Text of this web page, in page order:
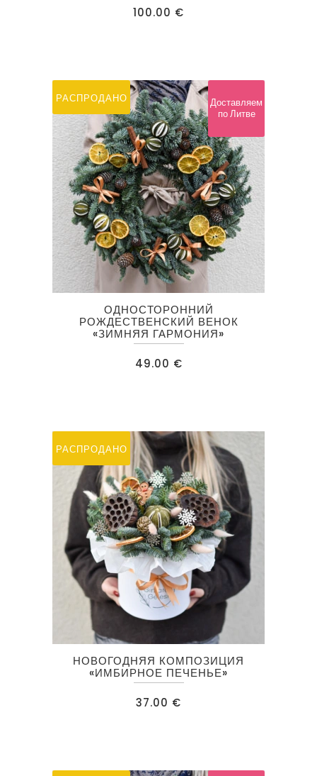
100.00 €
РАСПРОДАНО
ОДНОСТОРОННИЙ
РОЖДЕСТВЕНСКИЙ ВЕНОК
«ЗИМНЯЯ ГАРМОНИЯ»
49.00 €
Доставляем
по Литве
РАСПРОДАНО
НОВОГОДНЯЯ КОМПОЗИЦИЯ
«ИМБИРНОЕ ПЕЧЕНЬЕ»
37.00 €